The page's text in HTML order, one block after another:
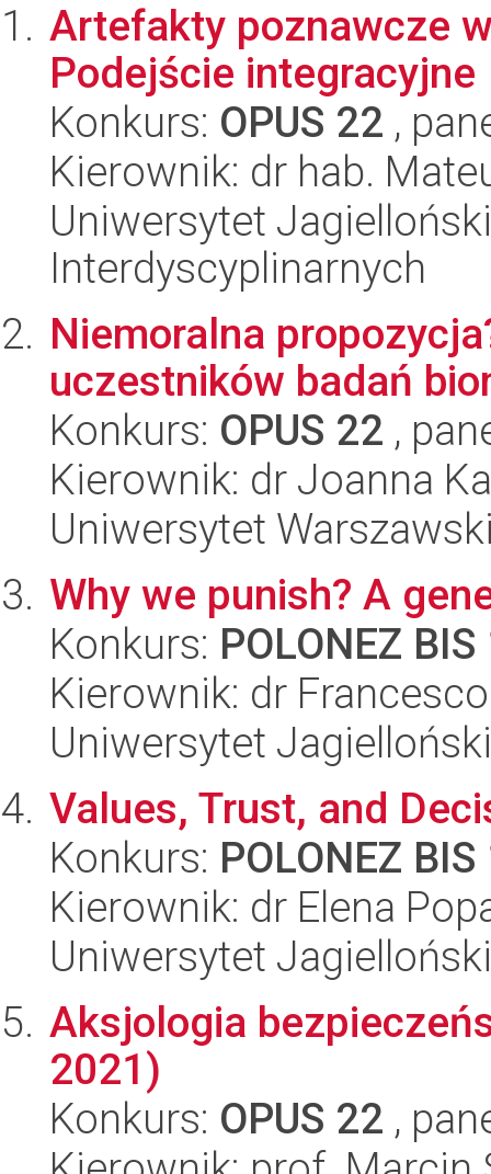
Artefakty poznawcze
Podejście integracyjne
Konkurs: OPUS 22 ,
Kierownik: dr hab.
Uniwersytet
Interdyscyplinarnych
Niemoralna
uczestników badań
Konkurs: OPUS 22 ,
Kierownik: dr Joanna
Uniwersytet
Why we punish? A
Konkurs: POLONEZ BIS
Kierownik: dr
Uniwersytet
Values, Trust, and
Konkurs: POLONEZ BIS
Kierownik: dr Elena
Uniwersytet
Aksjologia
2021)
Konkurs: OPUS 22 ,